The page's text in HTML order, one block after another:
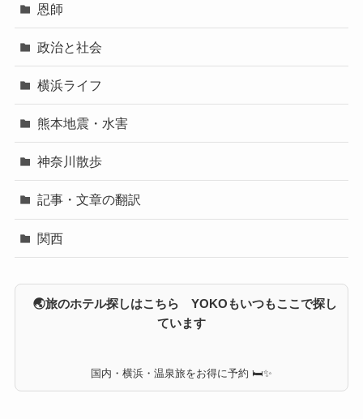
恩師
政治と社会
横浜ライフ
熊本地震・水害
神奈川散歩
記事・文章の翻訳
関西
🌏旅のホテル探しはこちら YOKOもいつもここで探し
ています